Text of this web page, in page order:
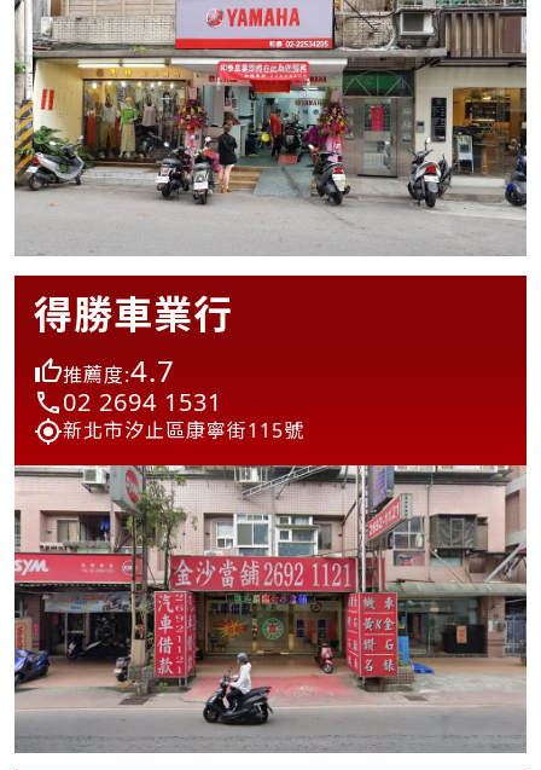
得勝車業行
推薦度:4.7
02 2694 1531
新北市汐止區康寧街115號